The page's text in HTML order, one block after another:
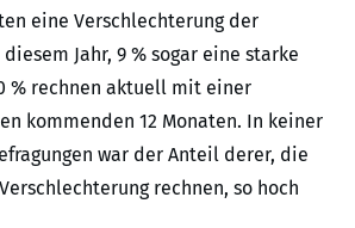
eine Verschlechterung der
Jahr, 9 % sogar eine starke
% rechnen aktuell mit einer
kommenden 12 Monaten. In keiner
war der Anteil derer, die
rechnen, so hoch